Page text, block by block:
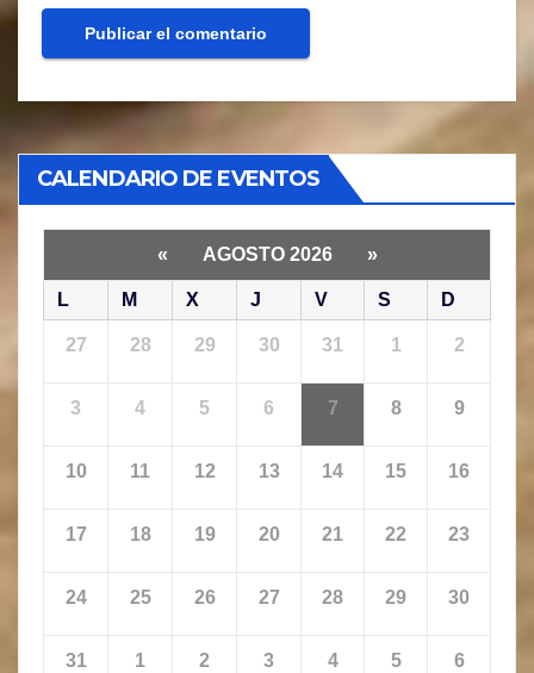
CALENDARIO DE EVENTOS
« AGOSTO 2026 »
L M X J V S D
27 28 29 30 31 1 2
3 4 5 6 7 8 9
10 11 12 13 14 15 16
17 18 19 20 21 22 23
24 25 26 27 28 29 30
31 1 2 3 4 5 6